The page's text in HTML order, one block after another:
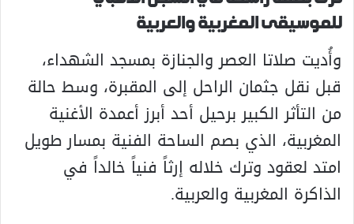
للموسيقى المغربية والعربية
وأُديت صلاتا العصر والجنازة بمسجد الشهداء،
قبل نقل جثمان الراحل إلى المقبرة، وسط حالة
من التأثر الكبير برحيل أحد أبرز أعمدة الأغنية
المغربية، الذي بصم الساحة الفنية بمسار طويل
امتد لعقود وترك خلاله إرثاً فنياً خالداً في
الذاكرة المغربية والعربية.